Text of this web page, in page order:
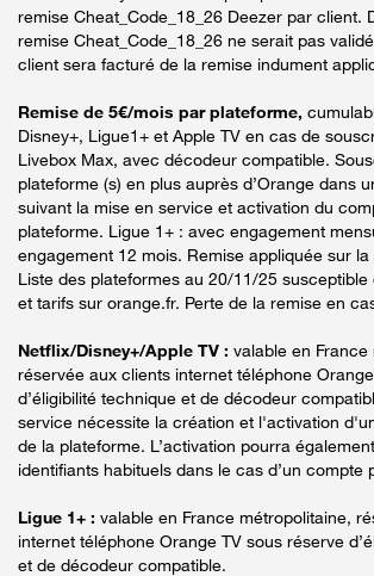
remise Cheat_Code_18_26 Deezer par client.
remise Cheat_Code_18_26 ne serait pas
client sera facturé de la remise indument
Remise de 5€/mois par plateforme,
Disney+, Ligue1+ et Apple TV en cas de
Livebox Max, avec décodeur compatible.
plateforme (s) en plus auprès d’Orange dans
suivant la mise en service et activation du
plateforme. Ligue 1+ : avec engagement
engagement 12 mois. Remise appliquée sur
Liste des plateformes au 20/11/25 susceptible
et tarifs sur orange.fr. Perte de la remise en
Netflix/Disney+/Apple TV : valable en France
réservée aux clients internet téléphone
d’éligibilité technique et de décodeur
service nécessite la création et l'activation
de la plateforme. L’activation pourra
identifiants habituels dans le cas d’un compte
Ligue 1+ : valable en France métropolitaine,
internet téléphone Orange TV sous réserve
et de décodeur compatible.